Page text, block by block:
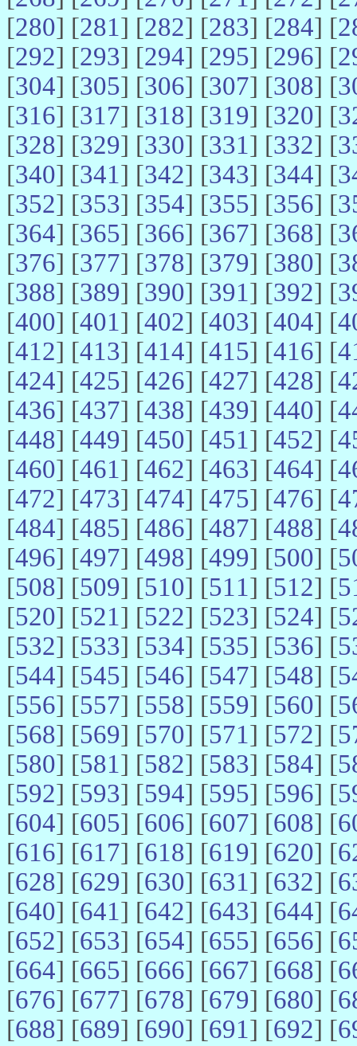
[280] [281] [282] [283] [284] [
[292] [293] [294] [295] [296] [
[304] [305] [306] [307] [308] [
[316] [317] [318] [319] [320] [
[328] [329] [330] [331] [332] [
[340] [341] [342] [343] [344] [
[352] [353] [354] [355] [356] [
[364] [365] [366] [367] [368] [
[376] [377] [378] [379] [380] [
[388] [389] [390] [391] [392] [
[400] [401] [402] [403] [404] [
[412] [413] [414] [415] [416] [
[424] [425] [426] [427] [428] [
[436] [437] [438] [439] [440] [
[448] [449] [450] [451] [452] [
[460] [461] [462] [463] [464] [
[472] [473] [474] [475] [476] [
[484] [485] [486] [487] [488] [
[496] [497] [498] [499] [500] [
[508] [509] [510] [511] [512] [
[520] [521] [522] [523] [524] [
[532] [533] [534] [535] [536] [
[544] [545] [546] [547] [548] [
[556] [557] [558] [559] [560] [
[568] [569] [570] [571] [572] [
[580] [581] [582] [583] [584] [
[592] [593] [594] [595] [596] [
[604] [605] [606] [607] [608] [
[616] [617] [618] [619] [620] [
[628] [629] [630] [631] [632] [
[640] [641] [642] [643] [644] [
[652] [653] [654] [655] [656] [
[664] [665] [666] [667] [668] [
[676] [677] [678] [679] [680] [
[688] [689] [690] [691] [692] [